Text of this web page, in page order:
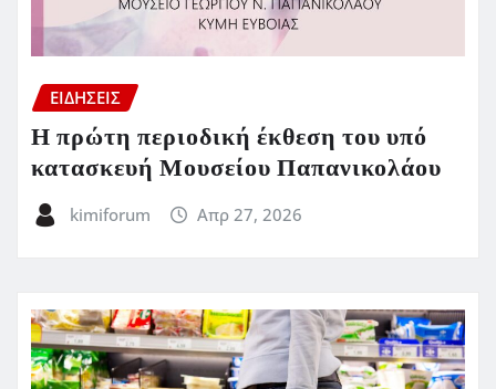
ΕΙΔΗΣΕΙΣ
Η πρώτη περιοδική έκθεση του υπό
κατασκευή Μουσείου Παπανικολάου
kimiforum Απρ 27, 2026